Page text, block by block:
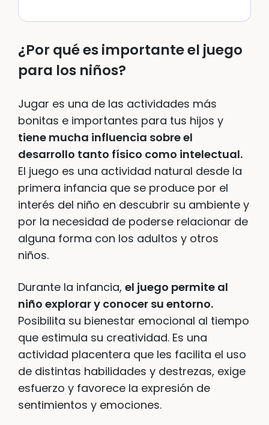
¿Por qué es importante el juego
para los niños?
Jugar es una de las actividades más
bonitas e importantes para tus hijos y
tiene mucha influencia sobre el
desarrollo tanto físico como intelectual.
El juego es una actividad natural desde la
primera infancia que se produce por el
interés del niño en descubrir su ambiente y
por la necesidad de poderse relacionar de
alguna forma con los adultos y otros
niños.
Durante la infancia, el juego permite al
niño explorar y conocer su entorno.
Posibilita su bienestar emocional al tiempo
que estimula su creatividad. Es una
actividad placentera que les facilita el uso
de distintas habilidades y destrezas, exige
esfuerzo y favorece la expresión de
sentimientos y emociones.